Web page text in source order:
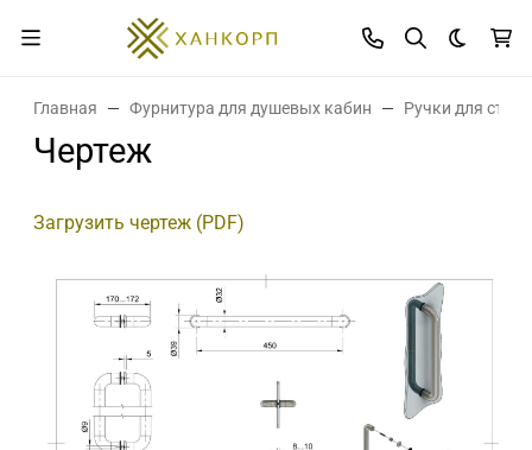
Темная
Главная Фурнитура для душевых кабин Ручки для
Чертеж
Загрузить чертеж (PDF)